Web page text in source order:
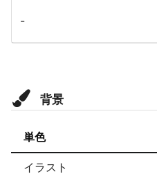
-
背景
単色
イラスト